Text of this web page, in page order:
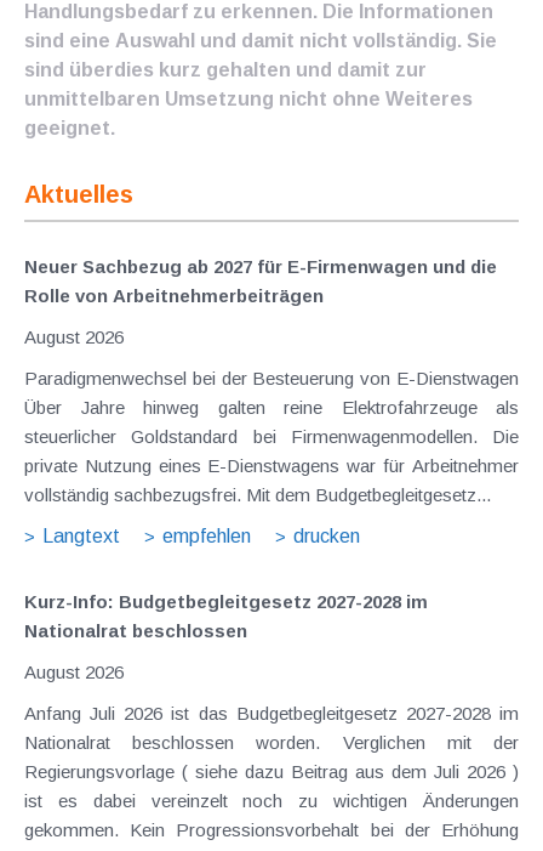
Handlungsbedarf zu erkennen. Die Informationen
sind eine Auswahl und damit nicht vollständig. Sie
sind überdies kurz gehalten und damit zur
unmittelbaren Umsetzung nicht ohne Weiteres
geeignet.
Aktuelles
Neuer Sachbezug ab 2027 für E-Firmenwagen und die
Rolle von Arbeitnehmer​­beiträgen
August 2026
Paradigmenwechsel bei der Besteuerung von E-Dienstwagen
Über Jahre hinweg galten reine Elektrofahrzeuge als
steuerlicher Goldstandard bei Firmenwagenmodellen. Die
private Nutzung eines E-Dienstwagens war für Arbeitnehmer
vollständig sachbezugsfrei. Mit dem Budgetbegleitgesetz...
Langtext
empfehlen drucken
Kurz-Info: Budgetbegleitgesetz 2027-2028 im
Nationalrat beschlossen
August 2026
Anfang Juli 2026 ist das Budgetbegleitgesetz 2027-2028 im
Nationalrat beschlossen worden. Verglichen mit der
Regierungsvorlage ( siehe dazu Beitrag aus dem Juli 2026 )
ist es dabei vereinzelt noch zu wichtigen Änderungen
gekommen. Kein Progressionsvorbehalt bei der Erhöhung